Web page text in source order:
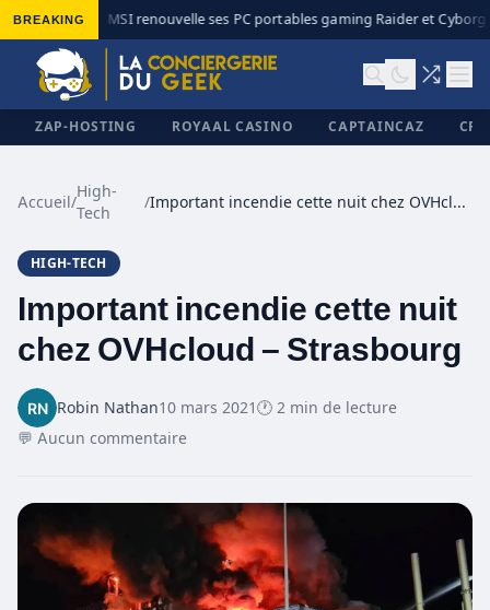
BREAKING MSI renouvelle ses PC portables gaming Raider et Cyborg
ZAP-HOSTING ROYAAL CASINO CAPTAINCAZ
Accueil/
High-
Tech
/ Important incendie cette nuit chez OVHcloud – Strasbourg
HIGH-TECH
Important incendie cette nuit
chez OVHcloud – Strasbourg
Robin Nathan10 mars 2021🕐 2 min de lecture
💬 Aucun commentaire